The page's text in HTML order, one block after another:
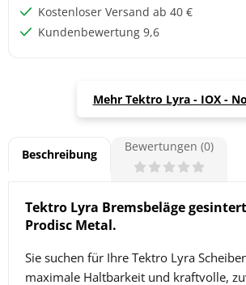
Kostenloser Versand ab 40 €
Kundenbewertung 9,6
Mehr Tektro Lyra - IOX -
Beschreibung
Bewertungen (0)
Tektro Lyra Bremsbeläge
Prodisc Metal.
Sie suchen für Ihre Tektro Lyra
maximale Haltbarkeit und kraftvolle,